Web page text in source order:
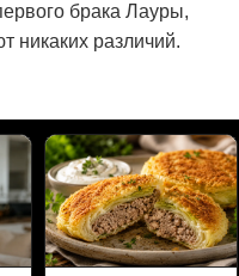
брака Лауры,
никаких различий.